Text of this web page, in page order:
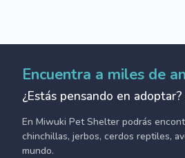
Encuentra a miles de
¿Estás pensando en
En Miwuki Pet Shelter podrás
chinchillas, jerbos, cerdos reptiles,
mundo.